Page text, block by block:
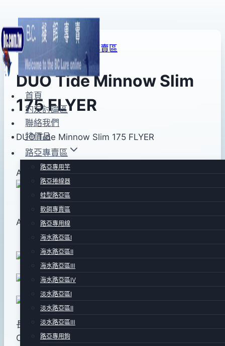
Skip
to
content
首頁
釣友討論區
聯絡我們
特價品
路亞專賣區
路亞專用竿
路亞捲線器
蛙型路亞區
軟餌專賣區
路亞專用線
海水路亞區Ⅰ
海水路亞區Ⅱ
海水路亞區Ⅲ
海水路亞區Ⅳ
淡水路亞區Ⅰ
淡水路亞區Ⅱ
淡水路亞區Ⅲ
路亞專用鉤
海水路亞區Ⅳ 路亞專賣區
DUO Tide Minnow Slim
175 FLYER
Bybc
pro-
2015
月
2017
月
05
DUO Tide Minnow Slim 175 FLYER
AHA0088
ACC3008
長175mm .重量29g. sinking type . 原廠搭配
Owner ST46 #4號三叉鉤 !